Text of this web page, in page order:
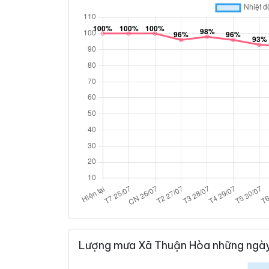
Lượng mưa Xã Thuận Hòa những